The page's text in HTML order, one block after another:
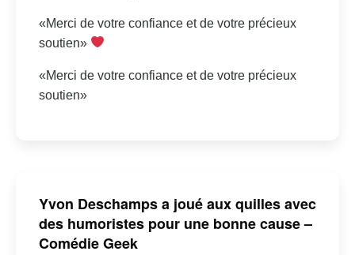
«Merci de votre confiance et de votre précieux
soutien»
«Merci de votre confiance et de votre précieux
soutien»
Yvon Deschamps a joué aux quilles avec
des humoristes pour une bonne cause –
Comédie Geek